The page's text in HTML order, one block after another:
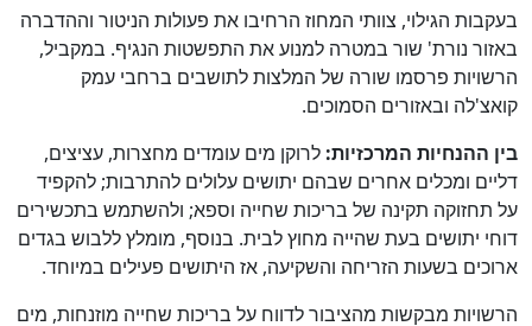
בעקבות הגילוי, צוותי המחוז הרחיבו את פעולות הניטור וההדברה
באזור נורת' שור במטרה למנוע את התפשטות הנגיף. במקביל,
הרשויות פרסמו שורה של המלצות לתושבים ברחבי עמק
קואצ'לה ובאזורים הסמוכים.
בין ההנחיות המרכזיות: לרוקן מים עומדים מחצרות, עציצים,
דליים ומכלים אחרים שבהם יתושים עלולים להתרבות; להקפיד
על תחזוקה תקינה של בריכות שחייה וספא; ולהשתמש בתכשירים
דוחי יתושים בעת שהייה מחוץ לבית. בנוסף, מומלץ ללבוש בגדים
ארוכים בשעות הזריחה והשקיעה, אז היתושים פעילים במיוחד.
הרשויות מבקשות מהציבור לדווח על בריכות שחייה מוזנחות, מים